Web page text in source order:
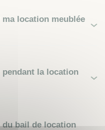
location meublée
pendant la location
bail de location